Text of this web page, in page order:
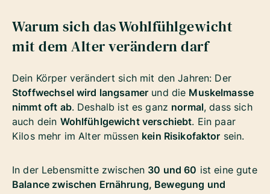
Warum sich das Wohlfühlgewicht
mit dem Alter verändern darf
Dein Körper verändert sich mit den Jahren: Der
Stoffwechsel wird langsamer und die Muskelmasse
nimmt oft ab. Deshalb ist es ganz normal, dass sich
auch dein Wohlfühlgewicht verschiebt. Ein paar
Kilos mehr im Alter müssen kein Risikofaktor sein.
In der Lebensmitte zwischen 30 und 60 ist eine gute
Balance zwischen Ernährung, Bewegung und